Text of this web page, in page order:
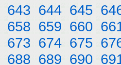
643 644 645
658 659 660
673 674 675
688 689 690